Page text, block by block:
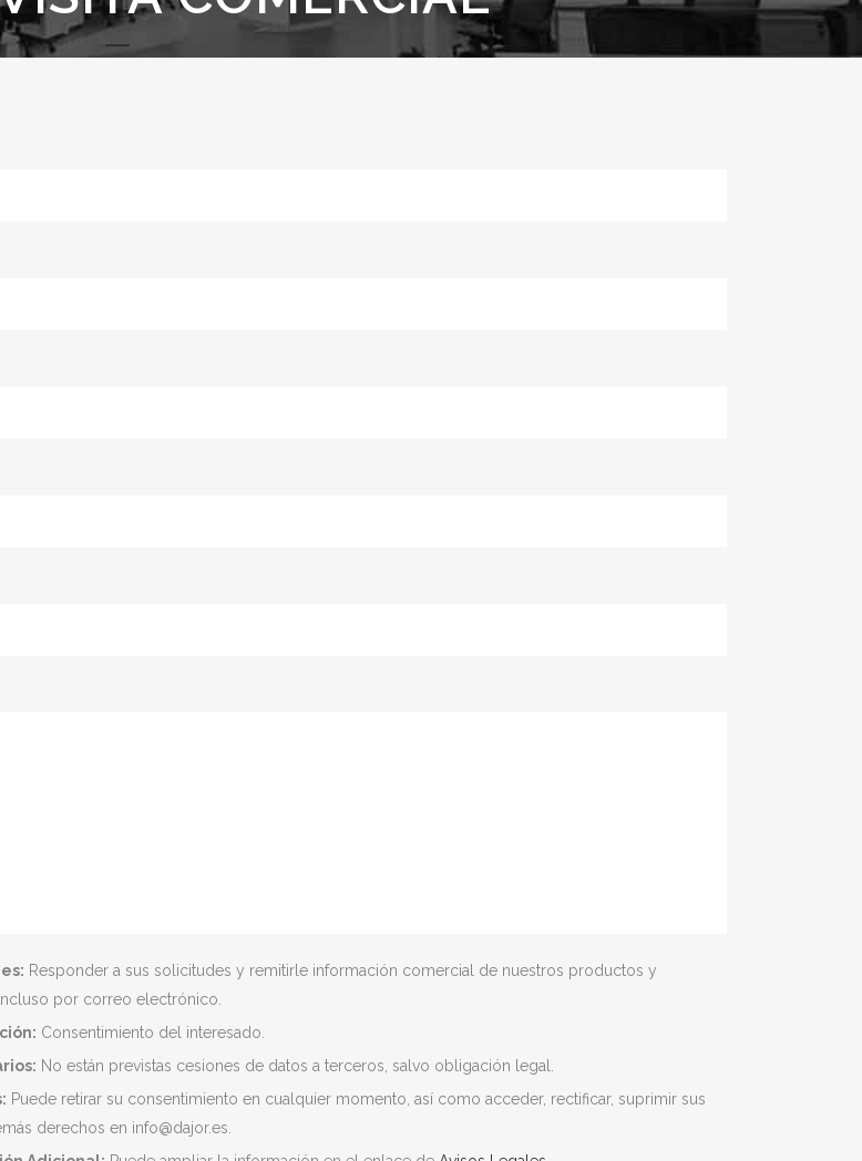
Responder a sus solicitudes y remitirle información comercial de nuestros productos y
por correo electrónico.
Consentimiento del interesado.
No están previstas cesiones de datos a terceros, salvo obligación legal.
Puede retirar su consentimiento en cualquier momento, así como acceder, rectificar, suprimir sus
derechos en info@dajor.es.